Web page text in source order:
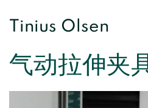
Tinius Olsen
气动拉伸夹